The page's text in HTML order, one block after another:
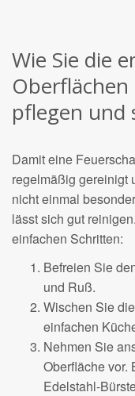
Wie Sie die
pflegen und
Damit eine
regelmäßig gereinigt
nicht einmal
lässt sich gut
einfachen Schritten:
Befreien Sie
und Ruß.
Wischen Sie
einfachen
Nehmen Sie
Oberfläche vor.
Edelstahl-